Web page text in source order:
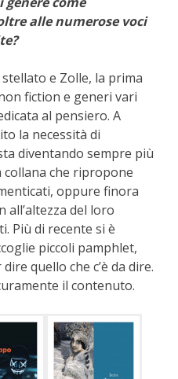
alle numerose voci
e Zolle, la prima
fiction e generi vari
al pensiero. A
la necessità di
diventando sempre più
che ripropone
oppure finora
all’altezza del loro
Più di recente si è
piccoli pamphlet,
quello che c’è da dire.
il contenuto.